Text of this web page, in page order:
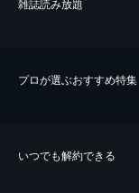
雑誌読み放題
プロが選ぶおすすめ特集
いつでも解約できる